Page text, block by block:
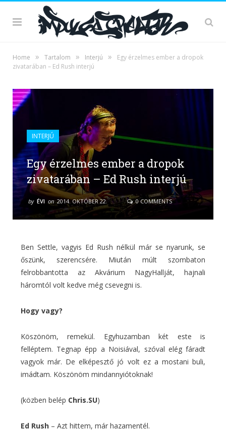
Home » Tartalom » Interjú »
Egy érzelmes ember a dropok
zivatarában – Ed Rush interjú
INTERJÚ
Egy érzelmes ember a dropok
zivatarában – Ed Rush interjú
by ÉVI on 2014. OKTÓBER 22. 0 COMMENTS
Ben Settle, vagyis Ed Rush nélkül már se nyarunk, se
őszünk, szerencsére. Miután múlt szombaton
felrobbantotta az Akvárium NagyHallját, hajnali
háromtól volt kedve még csevegni is.
Hogy vagy?
Köszönöm, remekül. Egyhuzamban két este is
felléptem. Tegnap épp a Noisiával, szóval elég fáradt
vagyok már. De elképesztő jó volt ez a mostani buli,
imádtam. Köszönöm mindannyiótoknak!
(közben belép Chris.SU)
Ed Rush– Azt hittem, már hazamentél.